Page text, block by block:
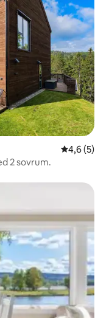
4,6 av 5 i
4,6 (5)
2 sovrum.